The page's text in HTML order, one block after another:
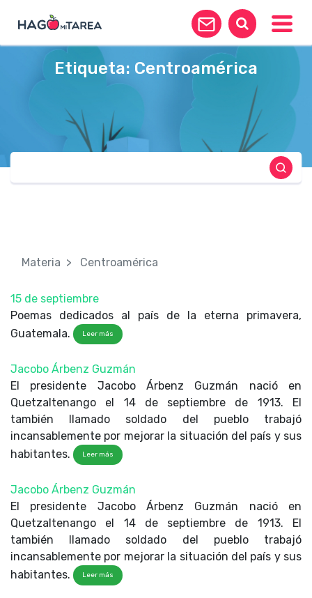
Etiqueta: Centroamérica
Materia Centroamérica
15 de septiembre
Poemas dedicados al país de la eterna primavera,
Guatemala.
Leer más
Jacobo Árbenz Guzmán
El presidente Jacobo Árbenz Guzmán nació en
Quetzaltenango el 14 de septiembre de 1913. El
también llamado soldado del pueblo trabajó
incansablemente por mejorar la situación del país y sus
habitantes.
Leer más
Jacobo Árbenz Guzmán
El presidente Jacobo Árbenz Guzmán nació en
Quetzaltenango el 14 de septiembre de 1913. El
también llamado soldado del pueblo trabajó
incansablemente por mejorar la situación del país y sus
habitantes.
Leer más